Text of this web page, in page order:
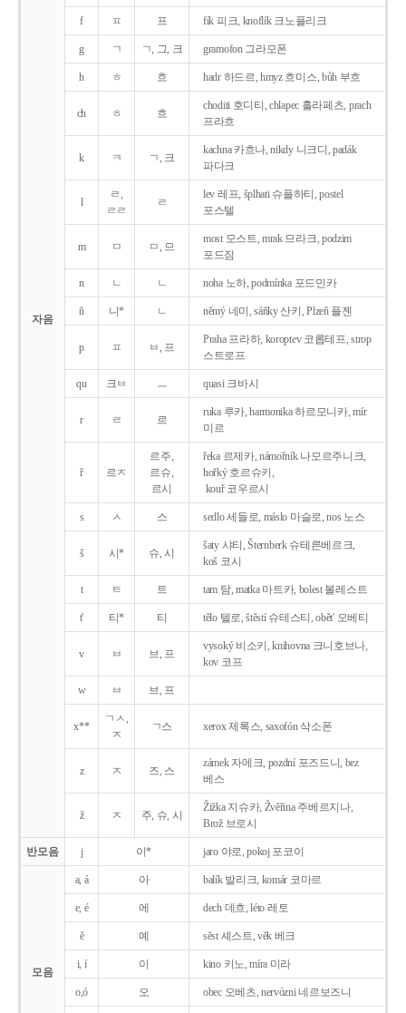
자음
f ㅍ 프 fík 피크, knoflík 크노플리크
g ㄱ ㄱ, 그, 크 gramofon 그라모폰
h ㅎ 흐 hadr 하드르, hmyz 흐미스, bůh 부흐
ch ㅎ 흐
choditi 호디티, chlapec 흘라페츠, prach
프라흐
k ㅋ ㄱ, 크
kachna 카흐나, nikdy 니크디, padák
파다크
l
ㄹ,
ㄹㄹ
ㄹ
lev 레프, šplhati 슈플하티, postel
포스텔
m ㅁ ㅁ, 므
most 모스트, mrak 므라크, podzim
포드짐
n ㄴ ㄴ noha 노하, podmínka 포드민카
ň 니* ㄴ němý 네미, sáňky 산키, Plzeň 플젠
p ㅍ ㅂ, 프
Praha 프라하, koroptev 코롭테프, strop
스트로프
qu 크ㅂ ㅡ quasi 크바시
r ㄹ 르
ruka 루카, harmonika 하르모니카, mír
미르
ř 르ㅈ
르주,
르슈,
르시
řeka 르제카, námořník 나모르주니크,
hořký 호르슈키,
kouř 코우르시
s ㅅ 스 sedlo 세들로, máslo 마슬로, nos 노스
š 시* 슈, 시
šaty 샤티, Šternberk 슈테른베르크,
koš 코시
t ㅌ 트 tam 탐, matka 마트카, bolest 볼레스트
t' 티* 티 tělo 텔로, štěstí 슈테스티, obět' 오베티
v ㅂ 브, 프
vysoký 비소키, knihovna 크니호브나,
kov 코프
w ㅂ 브, 프
x**
ㄱㅅ,
ㅈ
ㄱ스 xerox 제록스, saxofón 삭소폰
z ㅈ 즈, 스
zámek 자메크, pozdní 포즈드니, bez
베스
ž ㅈ 주, 슈, 시
Žižka 지슈카, Žvěřina 주베르지나,
Brož 브로시
반모음 j 이* jaro 야로, pokoj 포코이
모음
a, á 아 balík 발리크, komár 코마르
e, é 에 dech 데흐, léto 레토
ě 예 sěst 셰스트, věk 베크
i, í 이 kino 키노, míra 미라
o,ó 오 obec 오베츠, nervózni 네르보즈니